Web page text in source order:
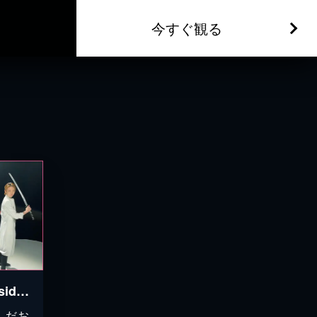
今すぐ観る
CAST#15～桜木みなと side-A～＜未公開映像付＞